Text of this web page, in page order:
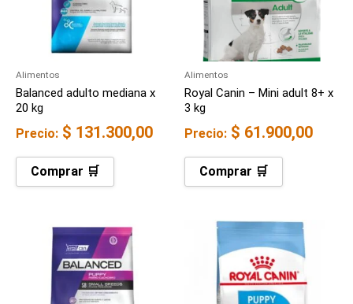
Alimentos
Balanced adulto mediana x
20 kg
Precio: $ 131.300,00
Comprar 🛒
Alimentos
Royal Canin – Mini adult 8+ x
3 kg
Precio: $ 61.900,00
Comprar 🛒